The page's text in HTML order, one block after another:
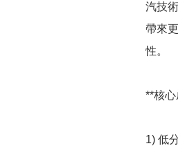
汽技
帶來
性。
**核
1) 低